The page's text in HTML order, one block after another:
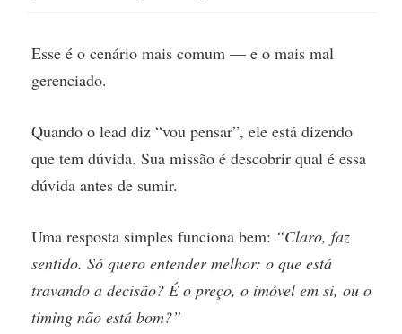
Esse é o cenário mais comum — e o mais mal
gerenciado.
Quando o lead diz “vou pensar”, ele está dizendo
que tem dúvida. Sua missão é descobrir qual é essa
dúvida antes de sumir.
Uma resposta simples funciona bem: “Claro, faz
sentido. Só quero entender melhor: o que está
travando a decisão? É o preço, o imóvel em si, ou o
timing não está bom?”